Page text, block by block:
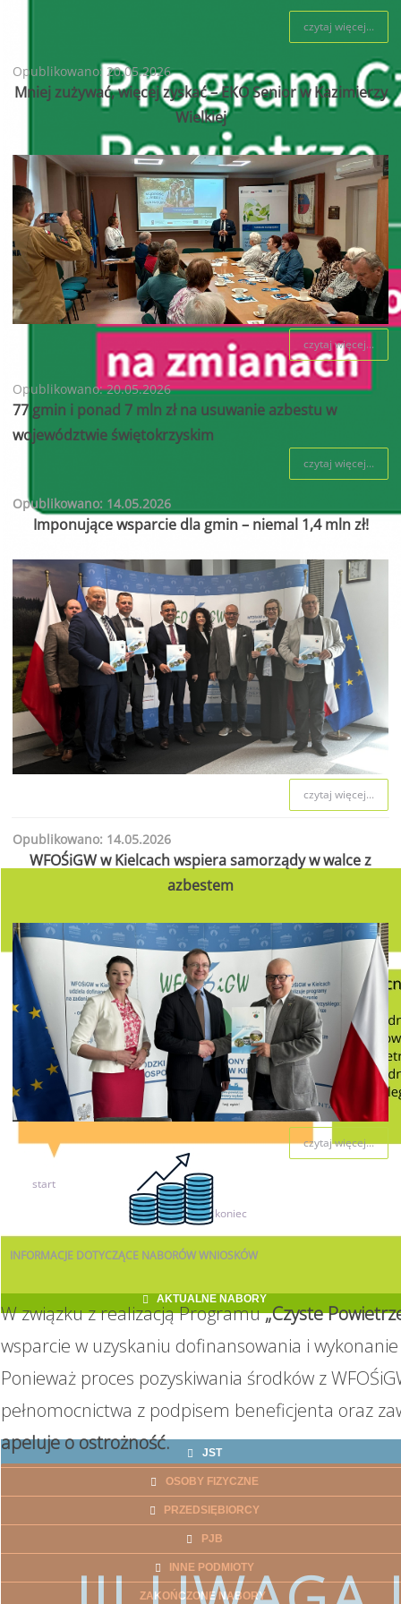
W związku z realizacją Programu„Czyste
wsparcie w uzyskaniu dofinansowania i
Ponieważ proces pozyskiwania środków z
pełnomocnictwa z podpisem beneficjenta oraz
apeluje o ostrożność.
czytaj więcej...
Opublikowano: 20.05.2026
Mniej zużywać, więcej zyskać – EKO Senior w Kazimierzy
Wielkiej
czytaj więcej...
Opublikowano: 20.05.2026
77 gmin i ponad 7 mln zł na usuwanie azbestu w
województwie świętokrzyskim
czytaj więcej...
Opublikowano: 14.05.2026
Imponujące wsparcie dla gmin – niemal 1,4 mln zł!
czytaj więcej...
Opublikowano: 14.05.2026
WFOŚiGW w Kielcach wspiera samorządy w walce z
azbestem
czytaj więcej...
start 4 5
11
koniec
INFORMACJEDOTYCZĄCE NABORÓW WNIOSKÓW
AKTUALNE NABORY
JST
OSOBY FIZYCZNE
PRZEDSIĘBIORCY
PJB
INNE PODMIOTY
ZAKOŃCZONE NABORY